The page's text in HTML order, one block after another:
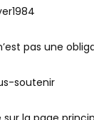
pas une
soutenir